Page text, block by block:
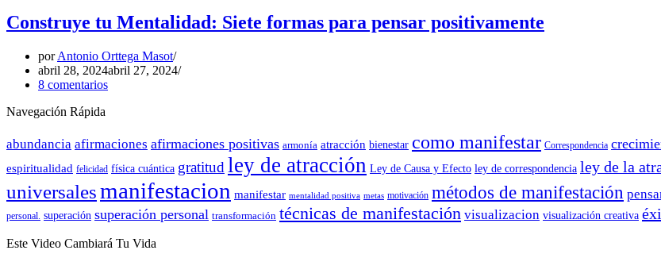
Construye tu Mentalidad: Siete formas para pensar positivamente
porAntonio Orttega Masot
abril 28, 2024abril 27, 2024
8 comentarios
Navegación Rápida
abundancia afirmaciones afirmaciones positivas armonía atracción bienestar como manifestar Correspondencia
espiritualidad felicidad física cuántica gratitud ley de atracción Ley de Causa y Efecto ley de correspondencia ley de la
universalesmanifestacion manifestar mentalidad positiva metas motivación métodos de manifestación
personal. superación superación personal transformación técnicas de manifestación visualizacion visualización creativa
Este Video Cambiará Tu Vida